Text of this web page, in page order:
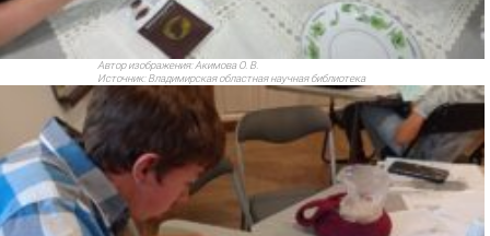
Автор изображения:Акимова О. В.
Источник:Владимирская областная научная библиотека